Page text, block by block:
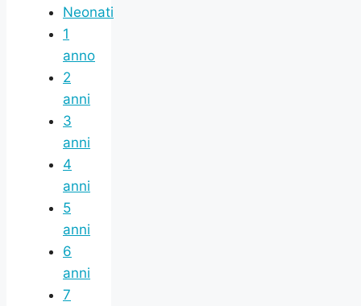
Neonati
1
anno
2
anni
3
anni
4
anni
5
anni
6
anni
7